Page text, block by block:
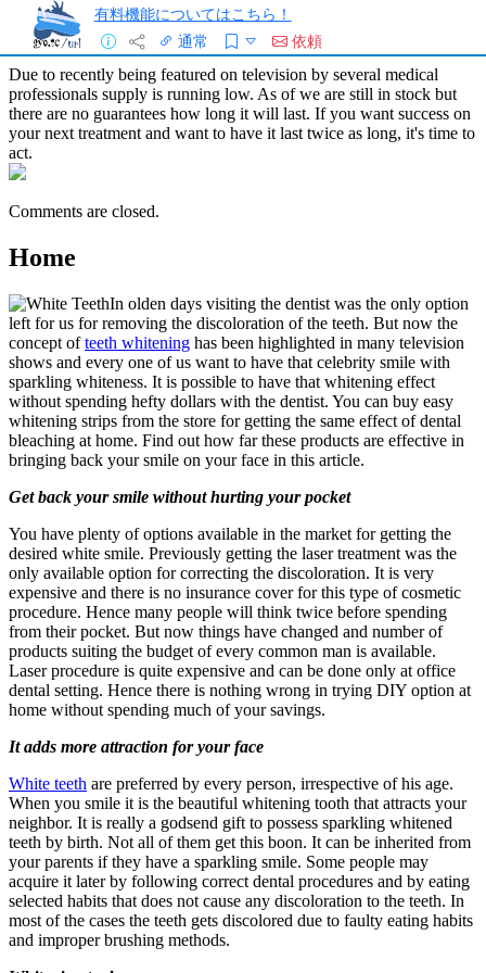
有料機能についてはこちら！
通常
依頼